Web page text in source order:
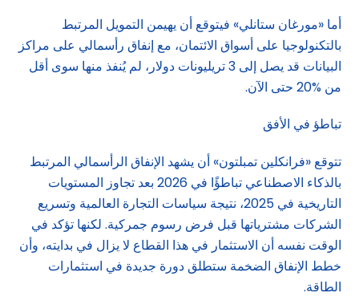
أما «مورغان ستانلي» فيتوقع أن يهيمن التمويل المرتبط
بالتكنولوجيا على أسواق الائتمان، مع إنفاق رأسمالي على مراكز
البيانات قد يصل إلى 3 تريليونات دولار، لم يُنفذ منها سوى أقل
من %20 حتى الآن.
تباطؤ في الأفق
تتوقع «فرانكلين تمبلتون» أن يشهد الإنفاق الرأسمالي المرتبط
بالذكاء الاصطناعي تباطؤًا في 2026 بعد تجاوز المستويات
التاريخية في 2025، نتيجة سياسات التجارة العالمية وتسريع
الشركات مشترياتها قبل فرض رسوم جمركية. لكنها تؤكد في
الوقت نفسه أن الاستثمار في هذا القطاع لا يزال في بدايته، وأن
خطط الإنفاق الضخمة ستطلق دورة جديدة في استثمارات
الطاقة.